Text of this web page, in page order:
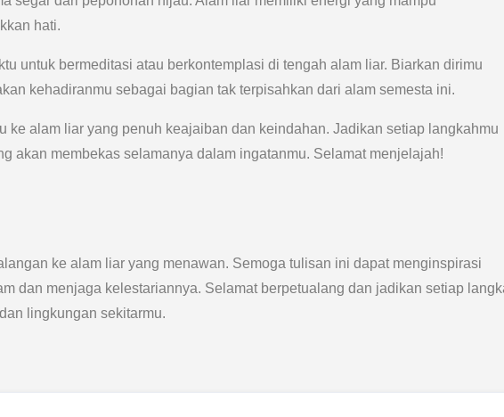
hati.
untuk bermeditasi atau berkontemplasi di tengah alam liar. Biarkan dirimu
kehadiranmu sebagai bagian tak terpisahkan dari alam semesta ini.
ke alam liar yang penuh keajaiban dan keindahan. Jadikan setiap langkahmu
akan membekas selamanya dalam ingatanmu. Selamat menjelajah!
ke alam liar yang menawan. Semoga tulisan ini dapat menginspirasi
dan menjaga kelestariannya. Selamat berpetualang dan jadikan setiap
lingkungan sekitarmu.